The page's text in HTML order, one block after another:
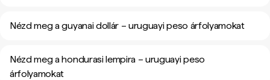
Nézd meg a guyanai dollár – uruguayi peso árfolyamokat
Nézd meg a hondurasi lempira – uruguayi peso
árfolyamokat